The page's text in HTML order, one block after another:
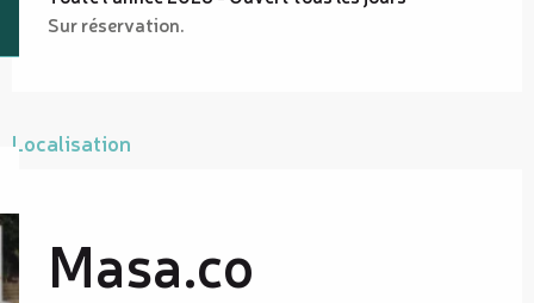
Sur réservation.
Localisation
Masa.co